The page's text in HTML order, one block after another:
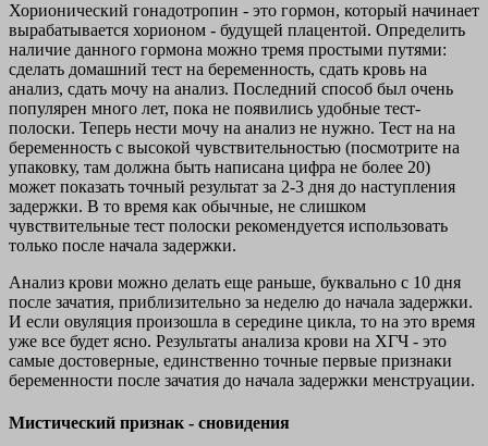
Хорионический гонадотропин - это гормон, который начинает
вырабатывается хорионом - будущей плацентой. Определить
наличие данного гормона можно тремя простыми путями:
сделать домашний тест на беременность, сдать кровь на
анализ, сдать мочу на анализ. Последний способ был очень
популярен много лет, пока не появились удобные тест-
полоски. Теперь нести мочу на анализ не нужно. Тест на на
беременность с высокой чувствительностью (посмотрите на
упаковку, там должна быть написана цифра не более 20)
может показать точный результат за 2-3 дня до наступления
задержки. В то время как обычные, не слишком
чувствительные тест полоски рекомендуется использовать
только после начала задержки.
Анализ крови можно делать еще раньше, буквально с 10 дня
после зачатия, приблизительно за неделю до начала задержки.
И если овуляция произошла в середине цикла, то на это время
уже все будет ясно. Результаты анализа крови на ХГЧ - это
самые достоверные, единственно точные первые признаки
беременности после зачатия до начала задержки менструации.
Мистический признак - сновидения